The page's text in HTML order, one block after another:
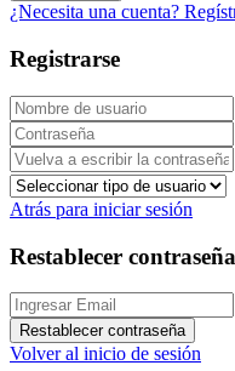
¿Necesita una cuenta?
Registrarse
Atrás para iniciar sesión
Restablecer contraseña
Restablecer contraseña
Volver al inicio de sesión